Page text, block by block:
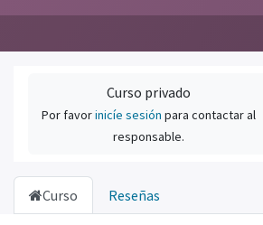
Curso privado
Por favorinicíe sesión para contactar al
responsable.
Curso Reseñas